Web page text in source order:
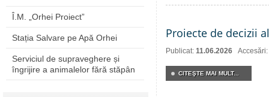
Î.M. „Orhei Proiect”
Stația Salvare pe Apă Orhei
Serviciul de supraveghere și
îngrijire a animalelor fără stăpân
Proiecte de decizii
Publicat: 11.06.2026
CITEŞTE MAI MULT...